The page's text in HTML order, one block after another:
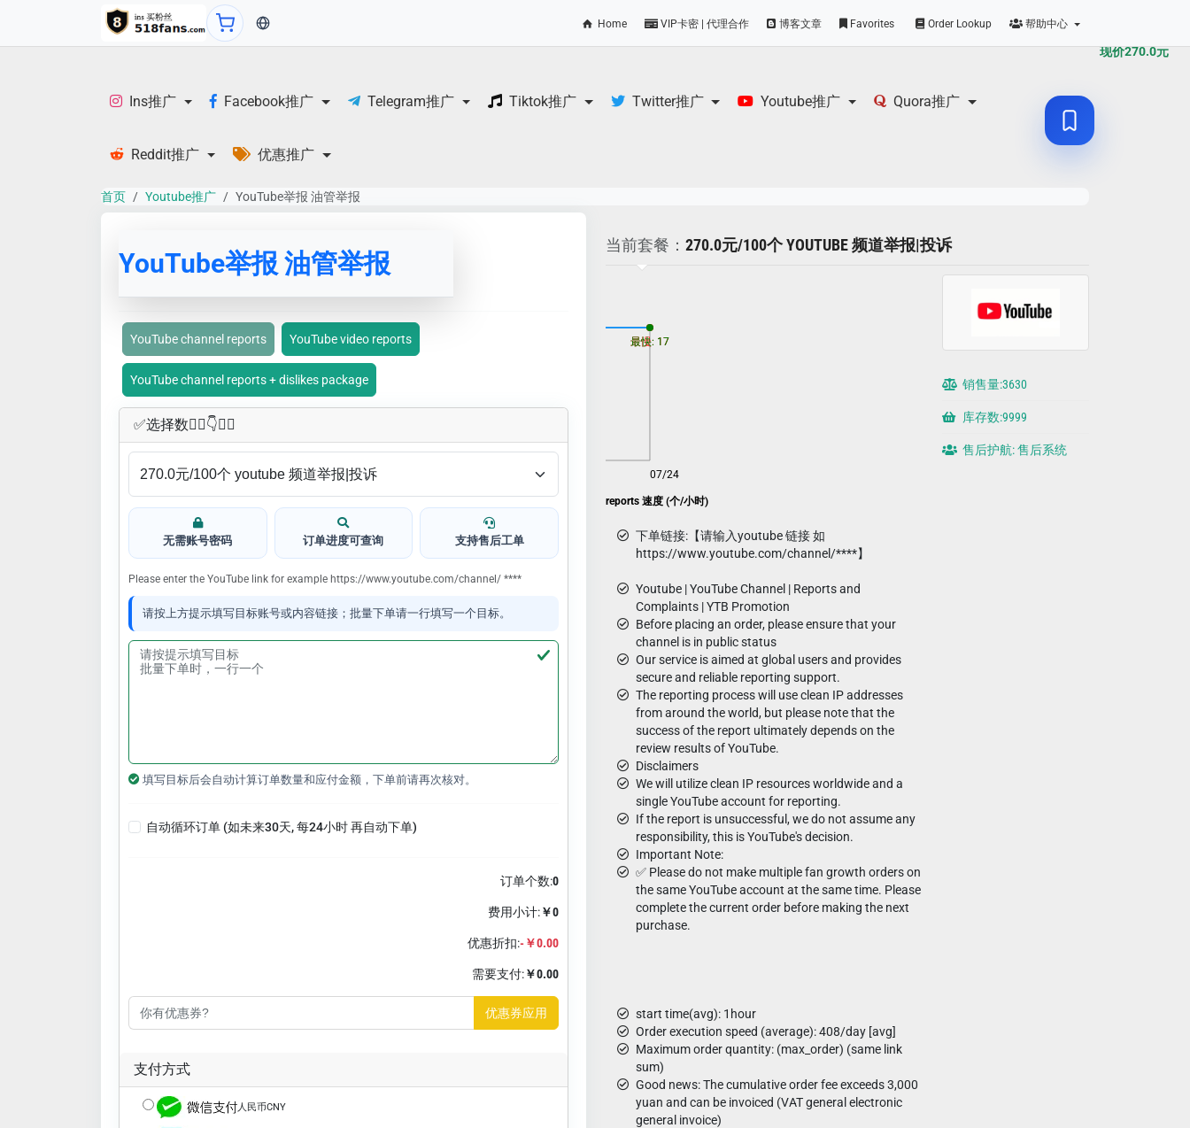
当前语言：English Home VIP卡密 | 代理合作 博客文章 Favorites Order Lookup 帮助中心
Ins推广 Facebook推广 Telegram推广 Tiktok推广 Twitter推广 Youtube推广 Quora推广
Reddit推广 优惠推广
首页 Youtube推广 YouTube举报 油管举报
YouTube举报 油管举报
YouTube channel reports YouTube video reports
YouTube channel reports + dislikes package
✅​选择数👇🏻​​👇👇🏻​​
无需账号密码 订单进度可查询 支持售后工单
Please enter the YouTube link for example https://www.youtube.com/channel/ ****
请按上方提示填写目标账号或内容链接；批量下单请一行填写一个目标。
填写目标后会自动计算订单数量和应付金额，下单前请再次核对。
自动循环订单 (如未来30天, 每24小时 再自动下单)
订单个数:0
费用小计:￥0
优惠折扣:-￥0.00
需要支付:￥0.00
优惠券应用
支付方式
人民币CNY
现价270.0元
当前套餐： 270.0元/100个 YOUTUBE 频道举报|投诉
YouTube channel reports 速度 (个/小时)
07/24
最慢: 17
最快: 17
下单链接:【请输入youtube 链接 如
https://www.youtube.com/channel/****】
Youtube | YouTube Channel | Reports and
Complaints | YTB Promotion
Before placing an order, please ensure that your
channel is in public status
Our service is aimed at global users and provides
secure and reliable reporting support.
The reporting process will use clean IP addresses
from around the world, but please note that the
success of the report ultimately depends on the
review results of YouTube.
Disclaimers
We will utilize clean IP resources worldwide and a
single YouTube account for reporting.
If the report is unsuccessful, we do not assume any
responsibility, this is YouTube's decision.
Important Note:
✅ Please do not make multiple fan growth orders on
the same YouTube account at the same time. Please
complete the current order before making the next
purchase.
start time(avg): 1hour
Order execution speed (average): 408/day [avg]
Maximum order quantity: (max_order) (same link
sum)
Good news: The cumulative order fee exceeds 3,000
yuan and can be invoiced (VAT general electronic
general invoice)
销售量:3630
库存数:9999
售后护航: 售后系统